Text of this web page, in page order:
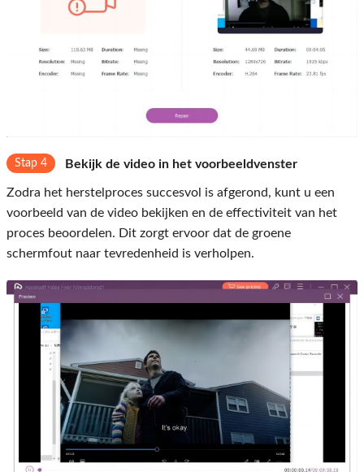
Stap 4 Bekijk de video in het voorbeeldvenster
Zodra het herstelproces succesvol is afgerond, kunt u een
voorbeeld van de video bekijken en de effectiviteit van het
proces beoordelen. Dit zorgt ervoor dat de groene
schermfout naar tevredenheid is verholpen.